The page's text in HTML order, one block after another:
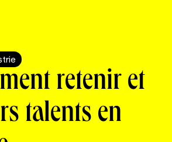
retenir et
talents en